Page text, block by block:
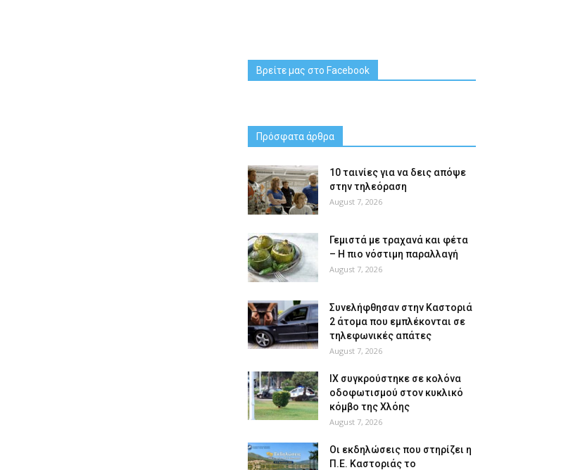
Βρείτε μας στο Facebook
Πρόσφατα άρθρα
10 ταινίες για να δεις απόψε
στην τηλεόραση
August 7, 2026
Γεμιστά με τραχανά και φέτα
– Η πιο νόστιμη παραλλαγή
August 7, 2026
Συνελήφθησαν στην Καστοριά
2 άτομα που εμπλέκονται σε
τηλεφωνικές απάτες
August 7, 2026
ΙΧ συγκρούστηκε σε κολόνα
οδοφωτισμού στον κυκλικό
κόμβο της Χλόης
August 7, 2026
Οι εκδηλώσεις που στηρίζει η
Π.Ε. Καστοριάς το